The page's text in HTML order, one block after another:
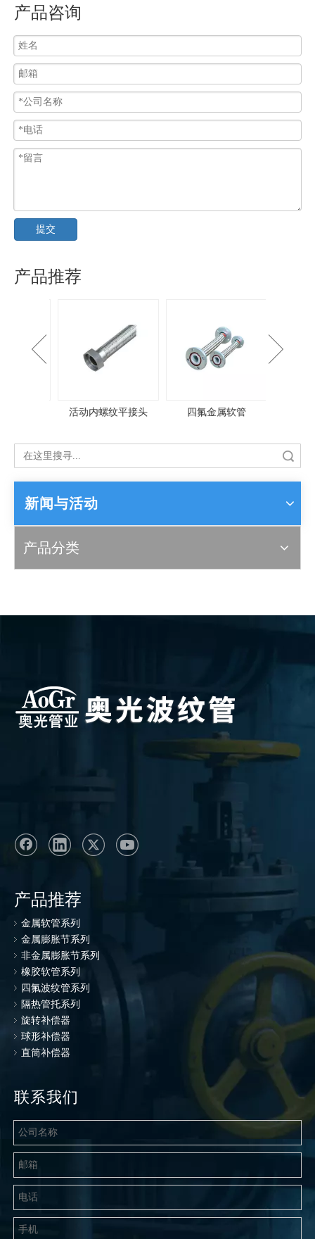
产品咨询
提交
产品推荐
活动内螺纹平接头 四氟金属软管
新闻与活动
产品分类
产品推荐
金属软管系列
金属膨胀节系列
非金属膨胀节系列
橡胶软管系列
四氟波纹管系列
隔热管托系列
旋转补偿器
球形补偿器
直筒补偿器
联系我们